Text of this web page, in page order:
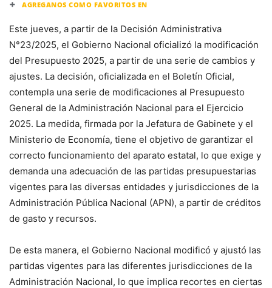
+ AGREGANOS COMO FAVORITOS EN
Este jueves, a partir de la Decisión Administrativa
N°23/2025, el Gobierno Nacional oficializó la modificación
del Presupuesto 2025, a partir de una serie de cambios y
ajustes. La decisión, oficializada en el Boletín Oficial,
contempla una serie de modificaciones al Presupuesto
General de la Administración Nacional para el Ejercicio
2025. La medida, firmada por la Jefatura de Gabinete y el
Ministerio de Economía, tiene el objetivo de garantizar el
correcto funcionamiento del aparato estatal, lo que exige y
demanda una adecuación de las partidas presupuestarias
vigentes para las diversas entidades y jurisdicciones de la
Administración Pública Nacional (APN), a partir de créditos
de gasto y recursos.
De esta manera, el Gobierno Nacional modificó y ajustó las
partidas vigentes para las diferentes jurisdicciones de la
Administración Nacional, lo que implica recortes en ciertas